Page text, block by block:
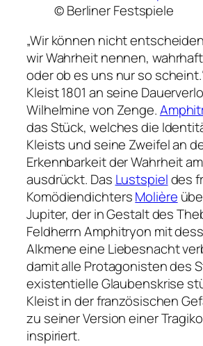
© Berliner Festspiele
„Wir können nicht
wir Wahrheit nennen,
oder ob es uns nur so
Kleist 1801 an seine
Wilhelmine von Zenge.
das Stück, welches die
Kleists und seine Zweifel an
Erkennbarkeit der Wahrheit
ausdrückt. Das Lustspieldes
KomödiendichtersMolière
Jupiter, der in Gestalt des
Feldherrn Amphitryon mit
Alkmene eine Liebesnacht
damit alle Protagonisten des
existentielle Glaubenskrise
Kleist in der französischen
zu seiner Version einer
inspiriert.